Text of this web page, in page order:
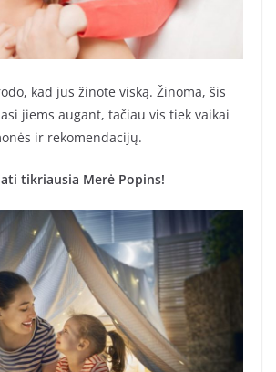
kad jūs žinote viską. Žinoma, šis
jiems augant, tačiau vis tiek vaikai
ir rekomendacijų.
tikriausia Merė Popins!